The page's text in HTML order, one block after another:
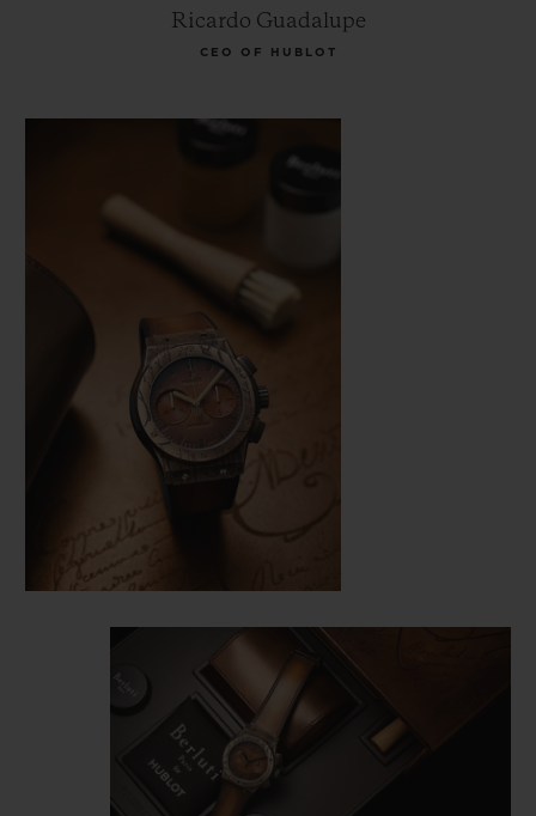
Ricardo Guadalupe
CEO OF HUBLOT